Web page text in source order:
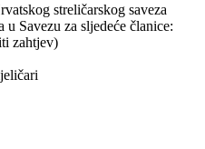
streličarskog saveza
Savezu za sljedeće članice:
zahtjev)